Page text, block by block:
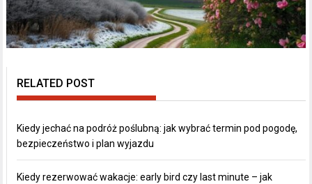
RELATED POST
Kiedy jechać na podróż poślubną: jak wybrać termin pod pogodę,
bezpieczeństwo i plan wyjazdu
Kiedy rezerwować wakacje: early bird czy last minute – jak